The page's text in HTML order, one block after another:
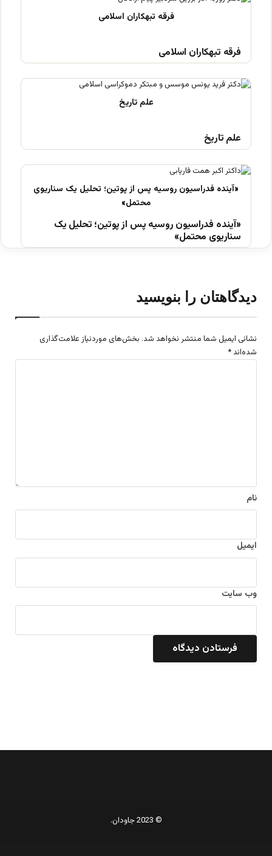
فرقه تبهکاران اسلامی
علم تاریخ
«آینده فدراسیون روسیه پس از پوتین؛ تحلیل یک
سناریوی محتمل»
دیدگاهتان را بنویسید
نشانی ایمیل شما منتشر نخواهد شد. بخش‌های موردنیاز علامت‌گذاری
شده‌اند *
نام
ایمیل
وب‌ سایت
© 2023 جاودان.